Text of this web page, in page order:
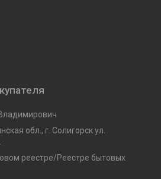
обл., г. Солигорск ул.
реестре/Реестре бытовых